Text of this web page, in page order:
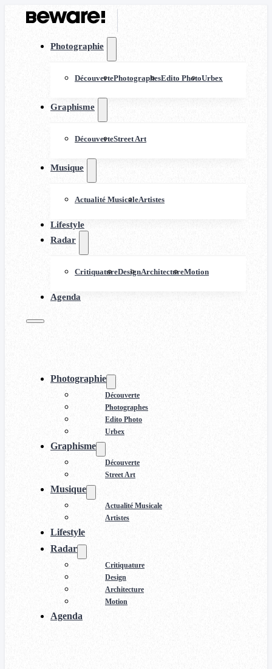
Photographie
DécouvertePhotographesEdito PhotoUrbex
Graphisme
DécouverteStreet Art
Musique
Actualité MusicaleArtistes
Lifestyle
Radar
CritiquatureDesignArchitectureMotion
Agenda
Photographie
Découverte
Photographes
Edito Photo
Urbex
Graphisme
Découverte
Street Art
Musique
Actualité Musicale
Artistes
Lifestyle
Radar
Critiquature
Design
Architecture
Motion
Agenda